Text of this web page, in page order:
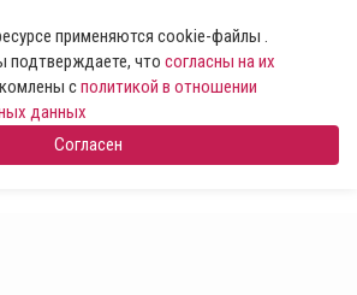
применяются cookie-файлы .
подтверждаете, что согласны на их
сполитикой в отношении
данных
Согласен